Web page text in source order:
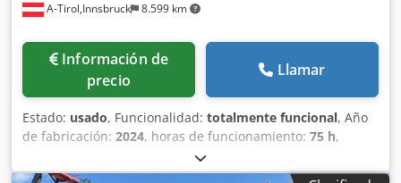
A-Tirol,Innsbruck 8.599 km
Información de
precio
Llamar
Estado: usado, Funcionalidad: totalmente funcional, Año
de fabricación: 2024, horas de funcionamiento: 75 h,
3.500 kg, altura de elevación:
mm, ascensor libre:1.680 mm, tipo de combustible: